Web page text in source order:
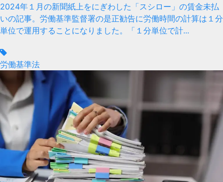
2024年１月の新聞紙上をにぎわした「スシロー」の賃金未払
いの記事。労働基準監督署の是正勧告に労働時間の計算は１分
単位で運用することになりました。「１分単位で計...
労働基準法